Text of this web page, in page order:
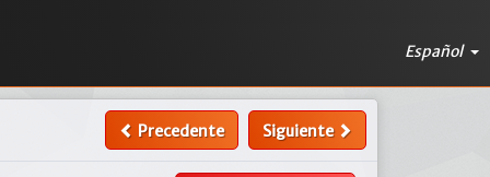
Español
Precedente Siguiente